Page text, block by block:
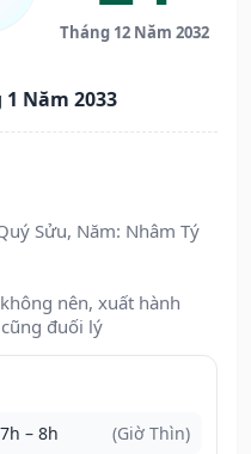
Tháng 12 Năm 2032
Năm 2033
Sửu, Năm: Nhâm Tý
nên, xuất hành
đuối lý
7h – 8h (Giờ Thìn)